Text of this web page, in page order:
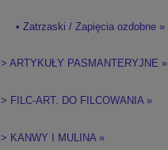
• Zatrzaski / Zapięcia ozdobne »
> ARTYKUŁY PASMANTERYJNE »
> FILC-ART. DO FILCOWANIA »
> KANWY I MULINA »